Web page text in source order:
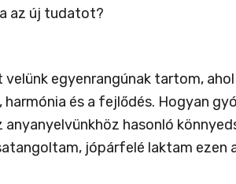
az új tudatot?
egyenrangúnak tartom,
és a fejlődés. Hogyan
hasonló
jópárfelé laktam ezen